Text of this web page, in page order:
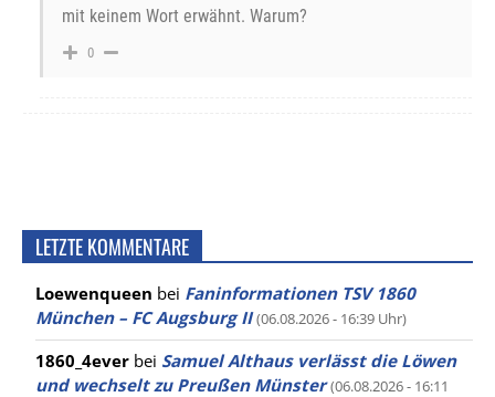
mit keinem Wort erwähnt. Warum?
0
LETZTE KOMMENTARE
Loewenqueen bei Faninformationen TSV 1860
München – FC Augsburg II (06.08.2026 - 16:39 Uhr)
1860_4ever bei Samuel Althaus verlässt die Löwen
und wechselt zu Preußen Münster (06.08.2026 - 16:11